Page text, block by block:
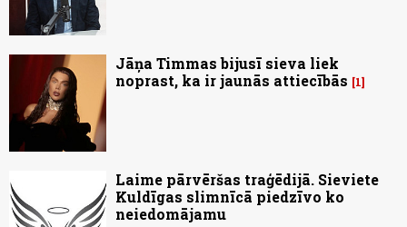
Jāņa Timmas bijusī sieva liek
noprast, ka ir jaunās attiecībās
1
Laime pārvēršas traģēdijā. Sieviete
Kuldīgas slimnīcā piedzīvo ko
neiedomājamu